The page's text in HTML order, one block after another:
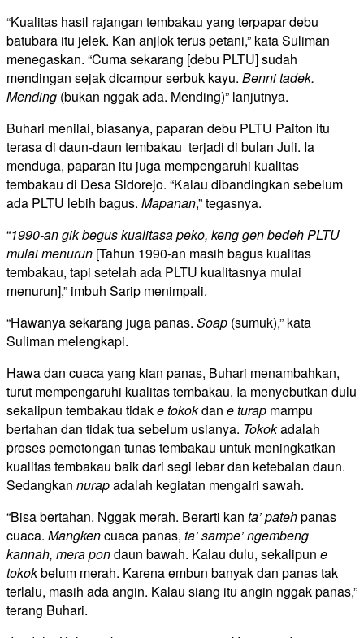
“Kualitas hasil rajangan tembakau yang terpapar debu
batubara itu jelek. Kan anjlok terus petani,” kata Suliman
menegaskan. “Cuma sekarang [debu PLTU] sudah
mendingan sejak dicampur serbuk kayu. Benni tadek.
Mending (bukan nggak ada. Mending)” lanjutnya.
Buhari menilai, biasanya, paparan debu PLTU Paiton itu
terasa di daun-daun tembakau terjadi di bulan Juli. Ia
menduga, paparan itu juga mempengaruhi kualitas
tembakau di Desa Sidorejo. “Kalau dibandingkan sebelum
ada PLTU lebih bagus. Mapanan,” tegasnya.
“1990-an gik begus kualitasa peko, keng gen bedeh PLTU
mulai menurun [Tahun 1990-an masih bagus kualitas
tembakau, tapi setelah ada PLTU kualitasnya mulai
menurun],” imbuh Sarip menimpali.
“Hawanya sekarang juga panas. Soap (sumuk),” kata
Suliman melengkapi.
Hawa dan cuaca yang kian panas, Buhari menambahkan,
turut mempengaruhi kualitas tembakau. Ia menyebutkan dulu
sekalipun tembakau tidaketokokdan eturap mampu
bertahan dan tidak tua sebelum usianya. Tokokadalah
proses pemotongan tunas tembakau untuk meningkatkan
kualitas tembakau baik dari segi lebar dan ketebalan daun.
Sedangkan nurapadalah kegiatan mengairi sawah.
“Bisa bertahan. Nggak merah. Berarti kan ta’ patehpanas
cuaca. Mangkencuaca panas, ta’ sampe’ ngembeng
kannah, mera pondaun bawah. Kalau dulu, sekalipun e
tokokbelum merah. Karena embun banyak dan panas tak
terlalu, masih ada angin. Kalau siang itu angin nggak panas,”
terang Buhari.